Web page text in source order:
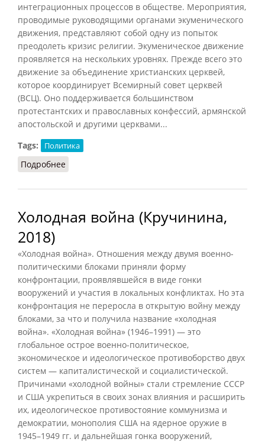
интеграционных процессов в обществе. Мероприятия,
проводимые руководящими органами экуменического
движения, представляют собой одну из попыток
преодолеть кризис религии. Экуменическое движение
проявляется на нескольких уровнях. Прежде всего это
движение за объединение христианских церквей,
которое координирует Всемирный совет церквей
(ВСЦ). Оно поддерживается большинством
протестантских и православных конфессий, армянской
апостольской и другими церквами...
Tags:
Политика
Подробнее
Холодная война (Кручинина,
2018)
«Холодная война». Отношения между двумя военно-
политическими блоками приняли форму
конфронтации, проявлявшейся в виде гонки
вооружений и участия в локальных конфликтах. Но эта
конфронтация не переросла в открытую войну между
блоками, за что и получила название «холодная
война». «Холодная война» (1946–1991) — это
глобальное острое военно-политическое,
экономическое и идеологическое противоборство двух
систем — капиталистической и социалистической.
Причинами «холодной войны» стали стремление СССР
и США укрепиться в своих зонах влияния и расширить
их, идеологическое противостояние коммунизма и
демократии, монополия США на ядерное оружие в
1945–1949 гг. и дальнейшая гонка вооружений,